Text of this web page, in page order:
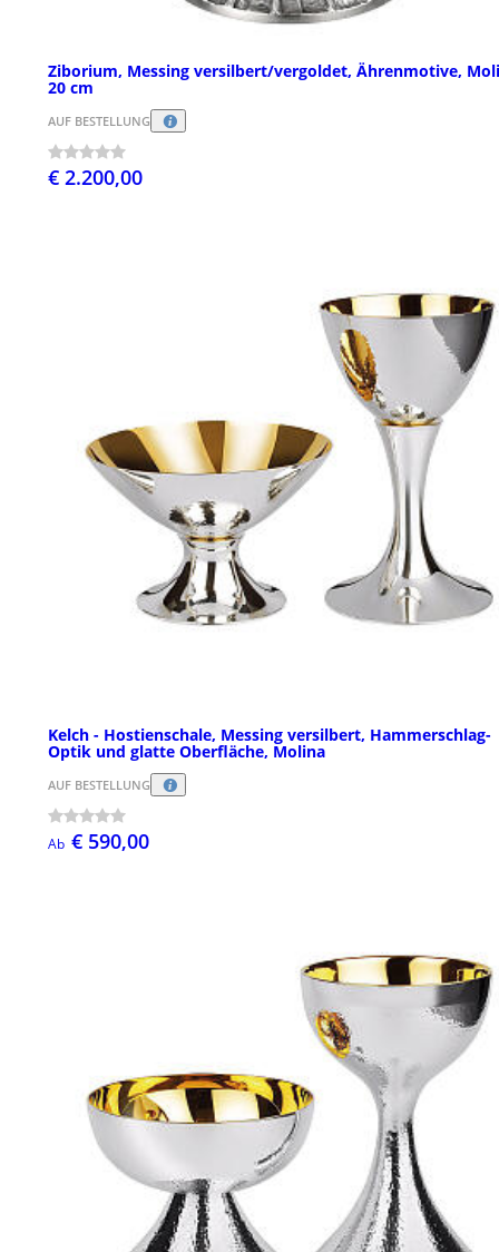
Ziborium, Messing versilbert/vergoldet, Ährenmotive,
20 cm
AUF BESTELLUNG
€ 2.200,00
Kelch - Hostienschale, Messing versilbert, Hammerschlag-
Optik und glatte Oberfläche, Molina
AUF BESTELLUNG
Ab € 590,00